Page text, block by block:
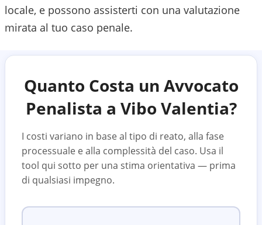
locale, e possono assisterti con una valutazione
mirata al tuo caso penale.
Quanto Costa un Avvocato
Penalista a Vibo Valentia?
I costi variano in base al tipo di reato, alla fase
processuale e alla complessità del caso. Usa il
tool qui sotto per una stima orientativa — prima
di qualsiasi impegno.